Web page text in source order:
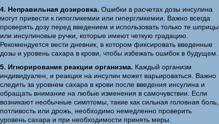
4. Неправильная дозировка. Ошибки в расчетах дозы инсулина
могут привести к гипогликемии или гипергликемии. Важно всегда
проверять дозу перед введением и использовать только те шприцы
или инсулиновые ручки, которые имеют четкую градацию.
Рекомендуется вести дневник, в котором фиксировать введенные
дозы и уровень сахара в крови, чтобы избежать ошибок в будущем.
5. Игнорирование реакции организма. Каждый организм
индивидуален, и реакция на инсулин может варьироваться. Важно
следить за уровнем сахара в крови после введения инсулина и
обращать внимание на любые изменения в самочувствии. Если
возникают необычные симптомы, такие как сильная головная боль,
потливость или дрожь, необходимо немедленно проверить
уровень сахара и при необходимости принять меры.